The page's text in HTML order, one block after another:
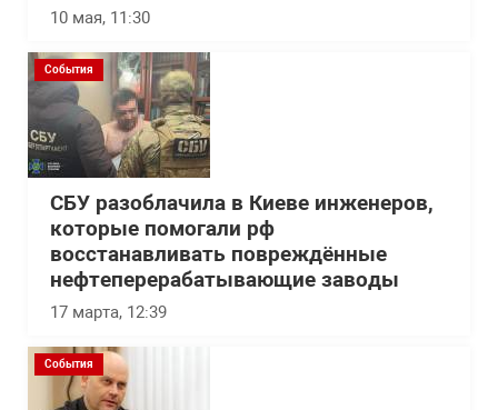
10 мая, 11:30
События
СБУ разоблачила в Киеве инженеров,
которые помогали рф
восстанавливать повреждённые
нефтеперерабатывающие заводы
17 марта, 12:39
События